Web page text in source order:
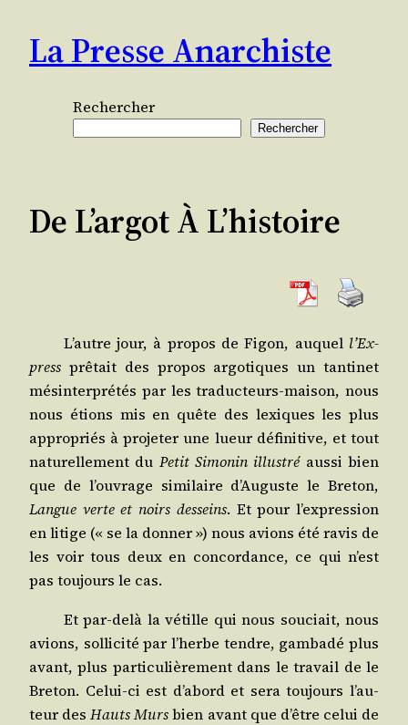
contenu
La Presse Anarchiste
Rechercher
Rechercher
De L’argot À L’histoire
L’autre jour, à pro­pos de Figon, auquel l’Ex­
press prê­tait des pro­pos argo­tiques un tan­ti­net
més­in­ter­pré­tés par les tra­duc­teurs-mai­son, nous
nous étions mis en quête des lexiques les plus
appro­priés à pro­je­ter une lueur défi­ni­tive, et tout
natu­rel­le­ment du Petit Simo­nin illus­tréaus­si bien
que de l’ou­vrage simi­laire d’Au­guste le Bre­ton,
Langue verte et noirs des­seins. Et pour l’ex­pres­sion
en litige (« se la don­ner ») nous avions été ravis de
les voir tous deux en concor­dance, ce qui n’est
pas tou­jours le cas.
Et par-delà la vétille qui nous sou­ciait, nous
avions, sol­li­ci­té par l’herbe tendre, gam­ba­dé plus
avant, plus par­ti­cu­liè­re­ment dans le tra­vail de le
Bre­ton. Celui-ci est d’a­bord et sera tou­jours l’au­
teur desHauts Mursbien avant que d’être celui de